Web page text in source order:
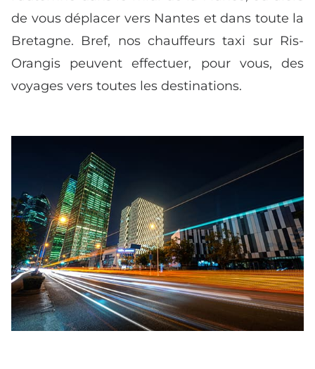
de vous déplacer vers Nantes et dans toute la
Bretagne. Bref, nos chauffeurs taxi sur Ris-
Orangis peuvent effectuer, pour vous, des
voyages vers toutes les destinations.